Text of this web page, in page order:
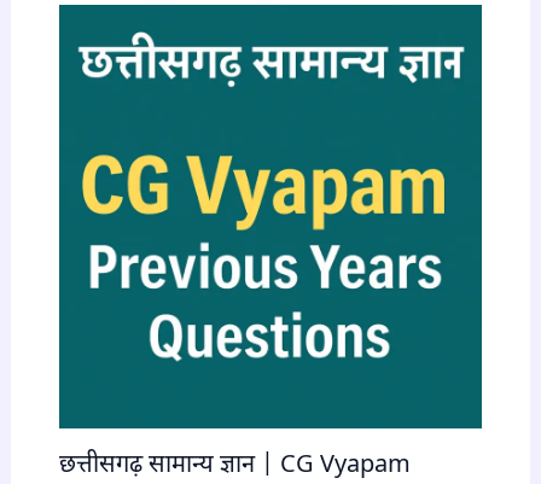
छत्तीसगढ़ सामान्य ज्ञान | CG Vyapam